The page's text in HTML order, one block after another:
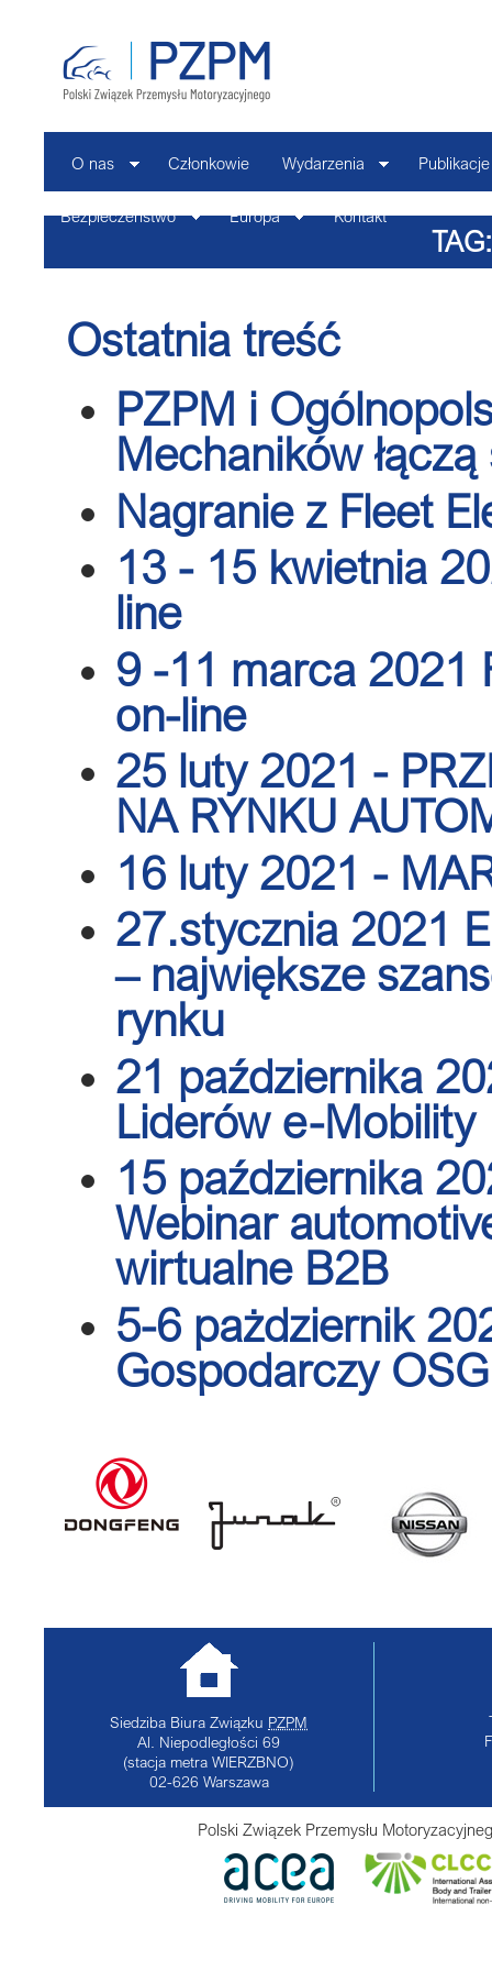
O nas Członkowie Wydarzenia Publikacje
Bezpieczeństwo Europa Kontakt
Ostatnia treść
PZPM i
Mechaników łączą
Nagranie z Fleet
13 - 15 kwietnia
line
9 -11 marca 2021
on-line
25 luty 2021 -
NA RYNKU
16 luty 2021 -
27.stycznia 2021
– największe
rynku
21 października
Liderów e-Mobility
15 października
Webinar
wirtualne B2B
5-6 pażdziernik
Gospodarczy
Siedziba Biura Związku PZPM
Al. Niepodległości 69
(stacja metra WIERZBNO)
02-626 Warszawa
Polski Związek Przemysłu